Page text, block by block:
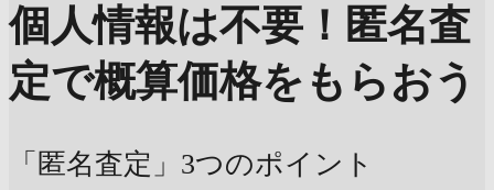
個人情報は不要！ 匿名査
定で概算価格をもらおう
「匿名査定」3つのポイント